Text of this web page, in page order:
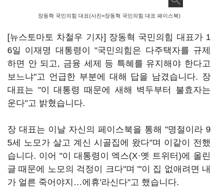
장동혁 국민의힘 대표(사진=장동혁 국민의힘 대표 페이스북)
[뉴스토마토 차철우 기자] 장동혁 국민의힘 대표가 1
6일 이재명 대통령이 "국민의힘은 다주택자를 규제
하면 안 되고, 금융 세제 등 특혜를 유지해야 한다고
보느냐"고 언급한 부분에 대해 답을 남겼습니다. 장
대표는 "이 대통령 때문에 새해 벽두부터 불효자는
운다"고 밝혔습니다.
장 대표는 이날 자신의 페이스북을 통해 "명절이라 9
5세 노모가 살고 계신 시골집에 왔다"며 이같이 전했
습니다. 이어 "이 대통령이 엑스(X·옛 트위터)에 올린
글 때문에 노모의 걱정이 크다"며 "'이 집 없애려면 내
가 얼른 죽어야지…에휴'라신다"고 했습니다.